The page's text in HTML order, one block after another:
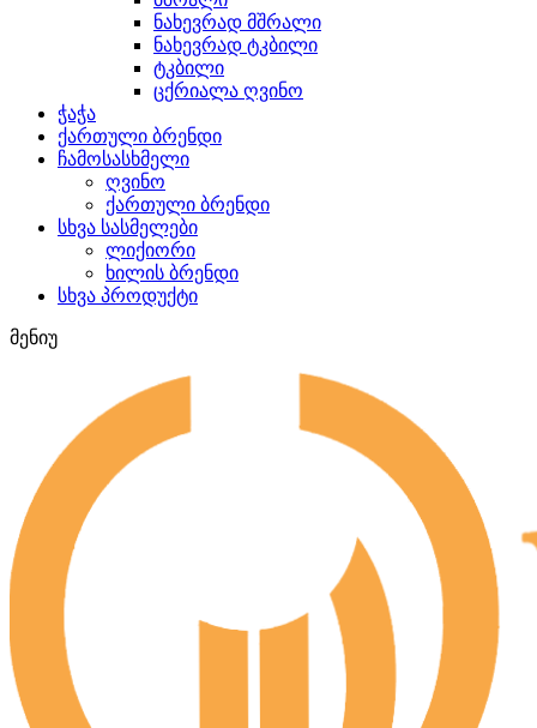
ნახევრად მშრალი
ნახევრად ტკბილი
ტკბილი
ცქრიალა ღვინო
ჭაჭა
ქართული ბრენდი
ჩამოსასხმელი
ღვინო
ქართული ბრენდი
სხვა სასმელები
ლიქიორი
ხილის ბრენდი
სხვა პროდუქტი
მენიუ